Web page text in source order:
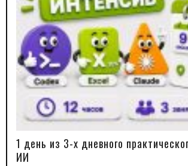
В КОРЗИНУ
1 день из 3-х дневного
ИИ